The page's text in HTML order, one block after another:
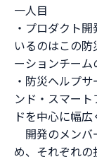
一人目
・プロダクト
いるのはこの
ーションチーム
・防災ヘルプ
ンド・スマー
ドを中心に幅広
開発のメンバ
め、それぞれの